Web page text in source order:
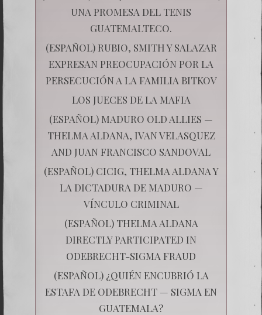
UNA PROMESA DEL TENIS
GUATEMALTECO.
(ESPAÑOL) RUBIO, SMITH Y SALAZAR
EXPRESAN PREOCUPACIÓN POR LA
PERSECUCIÓN A LA FAMILIA BITKOV
LOS JUECES DE LA MAFIA
(ESPAÑOL) MADURO OLD ALLIES —
THELMA ALDANA, IVAN VELASQUEZ
AND JUAN FRANCISCO SANDOVAL
(ESPAÑOL) CICIG, THELMA ALDANA Y
LA DICTADURA DE MADURO —
VÍNCULO CRIMINAL
(ESPAÑOL) THELMA ALDANA
DIRECTLY PARTICIPATED IN
ODEBRECHT-SIGMA FRAUD
(ESPAÑOL) ¿QUIÉN ENCUBRIÓ LA
ESTAFA DE ODEBRECHT — SIGMA EN
GUATEMALA?